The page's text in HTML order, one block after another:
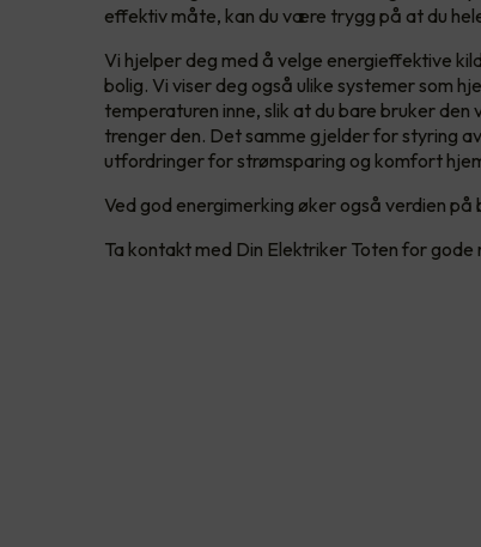
effektiv måte, kan du være trygg på at du
Vi hjelper deg med å velge energieffektive
bolig. Vi viser deg også ulike systemer som
temperaturen inne, slik at du bare bruker den
trenger den. Det samme gjelder for styring
utfordringer for strømsparing og komfort
Ved god energimerking øker også verdien på
Ta kontakt med Din Elektriker Toten for gode